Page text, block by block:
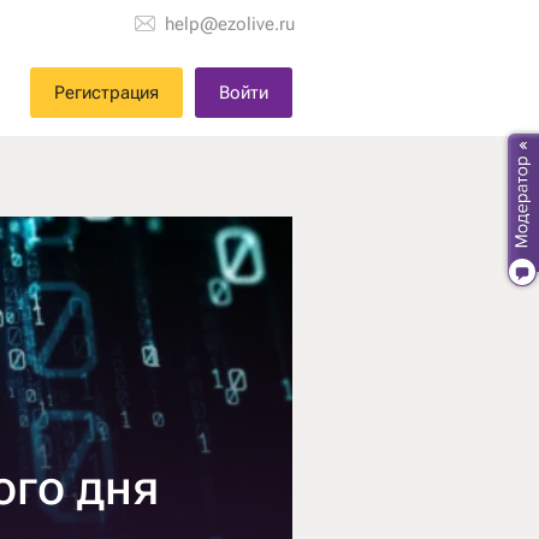
help@ezolive.ru
Регистрация Войти
дня